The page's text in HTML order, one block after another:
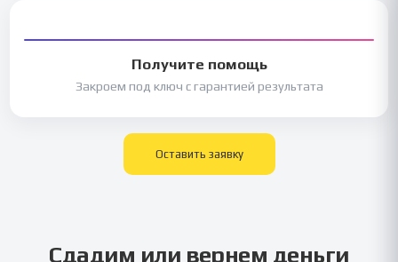
Получите помощь
Закроем под ключ с гарантией результата
Оставить заявку
Сдадим или вернем деньги